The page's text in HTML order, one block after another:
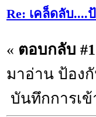
Re: เคล็ดลับ....
« ตอบกลับ
มาอ่าน ป้อง
บันทึกการเข้